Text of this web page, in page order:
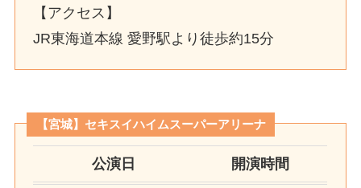
【アクセス】
JR東海道本線 愛野駅より徒歩約15分
【宮城】セキスイハイムスーパーアリーナ
公演日 開演時間